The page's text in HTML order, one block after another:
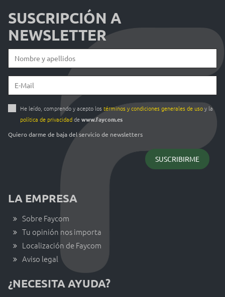
SUSCRIPCIÓN A
NEWSLETTER
He leído, comprendo y acepto los términos y condiciones generales de usoy la
política de privacidaddewww.faycom.es
Quiero darme de baja del servicio de newsletters
LA EMPRESA
Sobre Faycom
Tu opinión nos importa
Localización de Faycom
Aviso legal
¿NECESITA AYUDA?